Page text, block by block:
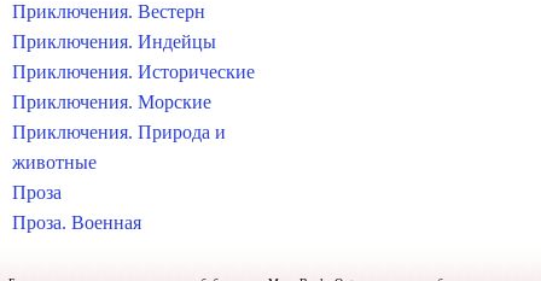
Приключения. Вестерн
Приключения. Индейцы
Приключения. Исторические
Приключения. Морские
Приключения. Природа и
животные
Проза
Проза. Военная